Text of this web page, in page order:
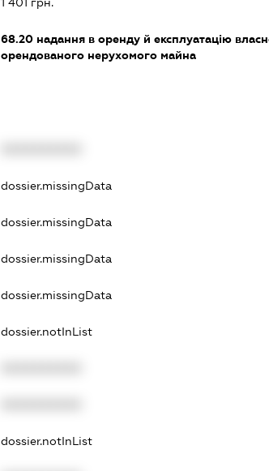
68.20надання в оренду й експлуатацію
орендованого нерухомого майна
dossier.missingData
dossier.missingData
dossier.missingData
dossier.missingData
dossier.notInList
dossier.notInList